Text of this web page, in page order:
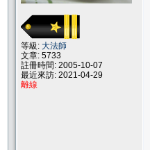
等級: 大法師
文章: 5733
註冊時間: 2005-10-07
最近來訪: 2021-04-29
離線